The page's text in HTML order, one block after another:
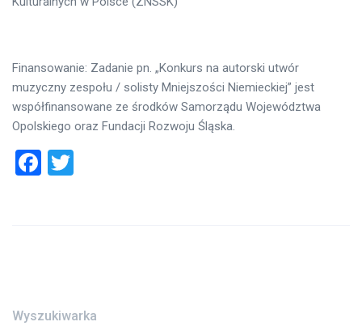
Finansowanie: Zadanie pn. „Konkurs na autorski utwór
muzyczny zespołu / solisty Mniejszości Niemieckiej” jest
współfinansowane ze środków Samorządu Województwa
Opolskiego oraz Fundacji Rozwoju Śląska.
Facebook
Wyszukiwarka